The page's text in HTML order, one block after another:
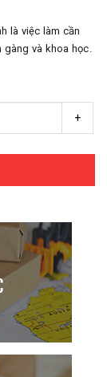
là việc làm cần
và khoa học.
+